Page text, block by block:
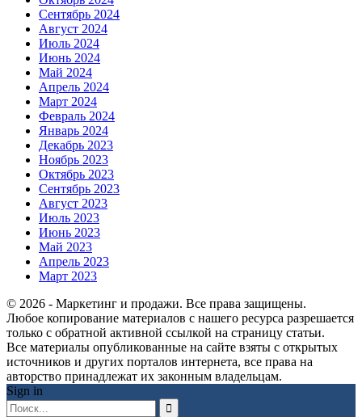
Сентябрь 2024
Август 2024
Июль 2024
Июнь 2024
Май 2024
Апрель 2024
Март 2024
Февраль 2024
Январь 2024
Декабрь 2023
Ноябрь 2023
Октябрь 2023
Сентябрь 2023
Август 2023
Июль 2023
Июнь 2023
Май 2023
Апрель 2023
Март 2023
© 2026 - Маркетинг и продажи. Все права защищены.
Любое копирование материалов с нашего ресурса разрешается
только с обратной активной ссылкой на страницу статьи.
Все материалы опубликованные на сайте взяты с открытых
источников и других порталов интернета, все права на
авторство принадлежат их законным владельцам.
Sign in